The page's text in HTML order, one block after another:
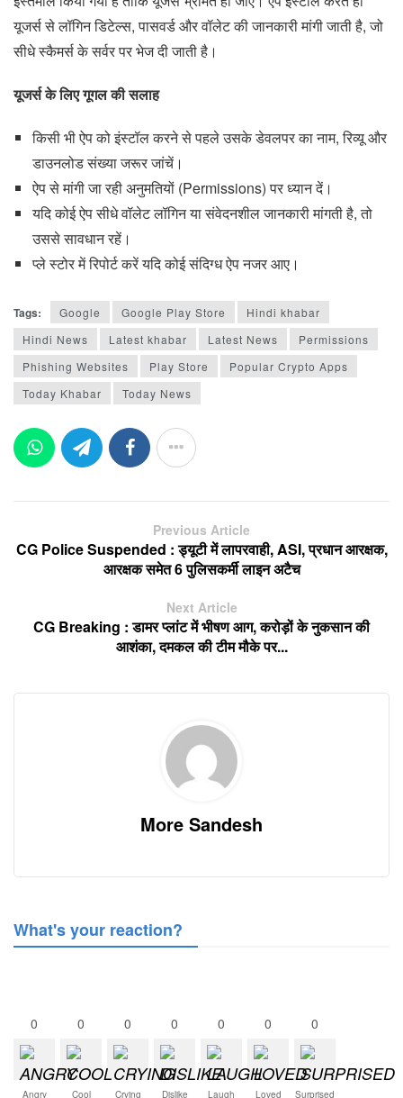
यूजर्स से लॉगिन डिटेल्स, पासवर्ड और वॉलेट की जानकारी मांगी जाती है, जो
सीधे स्कैमर्स के सर्वर पर भेज दी जाती है।
यूजर्स के लिए गूगल की सलाह
किसी भी ऐप को इंस्टॉल करने से पहले उसके डेवलपर का नाम, रिव्यू और
डाउनलोड संख्या जरूर जांचें।
ऐप से मांगी जा रही अनुमतियों (Permissions) पर ध्यान दें।
यदि कोई ऐप सीधे वॉलेट लॉगिन या संवेदनशील जानकारी मांगती है, तो
उससे सावधान रहें।
प्ले स्टोर में रिपोर्ट करें यदि कोई संदिग्ध ऐप नजर आए।
Tags: Google Google Play Store
Hindi khabar
Hindi News
Latest khabar Latest News
Permissions
Phishing Websites
Play Store
Popular Crypto Apps
Today Khabar
Today News
Previous Article
CG Police Suspended : ड्यूटी में लापरवाही, ASI, प्रधान आरक्षक,
आरक्षक समेत 6 पुलिसकर्मी लाइन अटैच
Next Article
CG Breaking : डामर प्लांट में भीषण आग, करोड़ों के नुकसान की
आशंका, दमकल की टीम मौके पर...
More Sandesh
What's your reaction?
0
Angry
0
Cool
0
Crying
0
Dislike
0
Laugh
0
Loved
0
Surprised